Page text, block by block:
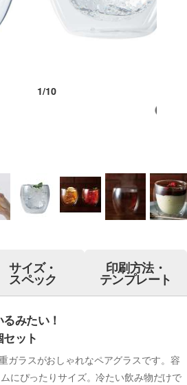
1/10
サイズ・
スペック
印刷方法・
テンプレート
みたい！
ット
ガラスがおしゃれなペアグラスです。容
にぴったりサイズ。冷たい飲み物だけで